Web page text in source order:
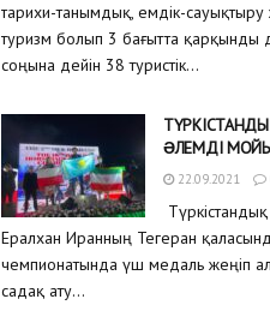
тарихи-танымдық, емдік-
туризм болып 3 бағытта қарқынды
соңына дейін 38 туристік...
ƏЛЕМДІ
22.09.2021
Ералхан Иранның Тегеран
чемпионатында үш медаль жеңіп
садақ ату...